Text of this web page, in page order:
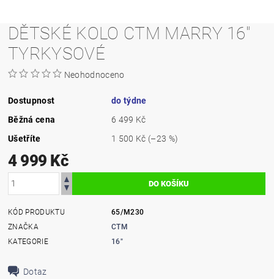
DĚTSKÉ KOLO CTM MARRY 16"
TYRKYSOVÉ
Neohodnoceno
Dostupnost
do týdne
Běžná cena
6 499 Kč
Ušetříte
1 500 Kč (–23 %)
4 999 Kč
KÓD PRODUKTU
65/M230
ZNAČKA
CTM
KATEGORIE
16"
Dotaz